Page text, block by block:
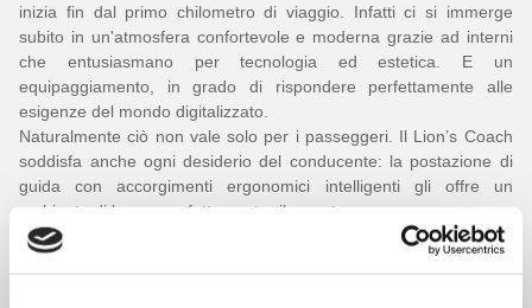
inizia fin dal primo chilometro di viaggio. Infatti ci si immerge
subito in un'atmosfera confortevole e moderna grazie ad interni
che entusiasmano per tecnologia ed estetica. E un
equipaggiamento, in grado di rispondere perfettamente alle
esigenze del mondo digitalizzato.
Naturalmente ciò non vale solo per i passeggeri. Il Lion’s Coach
soddisfa anche ogni desiderio del conducente: la postazione di
guida con accorgimenti ergonomici intelligenti gli offre un
ambiente di lavoro perfettamente rilassante.